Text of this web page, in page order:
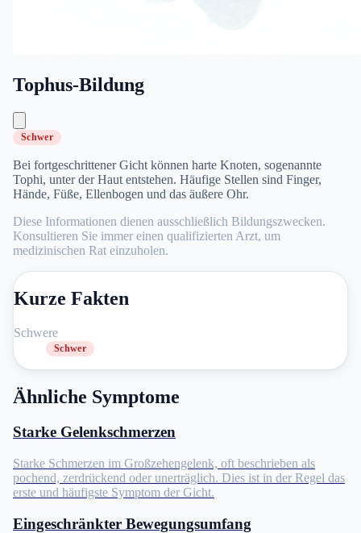
Tophus-Bildung
Schwer
Bei fortgeschrittener Gicht können harte Knoten, sogenannte
Tophi, unter der Haut entstehen. Häufige Stellen sind Finger,
Hände, Füße, Ellenbogen und das äußere Ohr.
Diese Informationen dienen ausschließlich Bildungszwecken.
Konsultieren Sie immer einen qualifizierten Arzt, um
medizinischen Rat einzuholen.
Kurze Fakten
Schwere
Schwer
Ähnliche Symptome
Starke Gelenkschmerzen
Starke Schmerzen im Großzehengelenk, oft beschrieben als
pochend, zerdrückend oder unerträglich. Dies ist in der Regel das
erste und häufigste Symptom der Gicht.
Eingeschränkter Bewegungsumfang